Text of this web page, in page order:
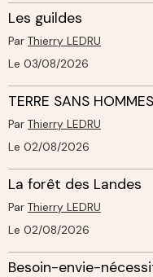
Les guildes
Par Thierry LEDRU
Le 03/08/2026
TERRE SANS
Par Thierry LEDRU
Le 02/08/2026
La forêt des Landes
Par Thierry LEDRU
Le 02/08/2026
Besoin-envie-